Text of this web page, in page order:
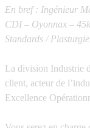
En bref : Ingénieur
CDI – Oyonnax –
Standards / Plasturgie.
La division Industrie
client, acteur de
Excellence